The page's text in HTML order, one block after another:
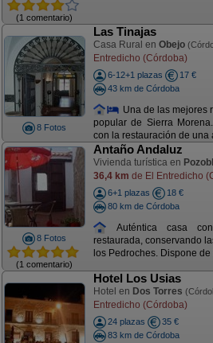
(1 comentario)
8 Fotos
Las Tinajas
Casa Rural en Obejo
Entredicho (Córdoba)
6-12+1 plazas
17 €
43 km de Córdoba
Una de las mejores
popular de Sierra
con la restauración de una
8 Fotos
(1 comentario)
Antaño Andaluz
Vivienda turística en
36,4 km de El Entredicho
6+1 plazas
18 €
80 km de Córdoba
Auténtica casa
restaurada, conservando
los Pedroches. Dispone de
Hotel Los Usias
Hotel en Dos Torres
Entredicho (Córdoba)
24 plazas
35 €
83 km de Córdoba